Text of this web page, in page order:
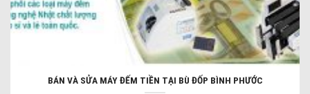
BÁN VÀ SỬA MÁY ĐẾM TIỀN TẠI BÙ ĐỐP BÌNH PHƯỚC